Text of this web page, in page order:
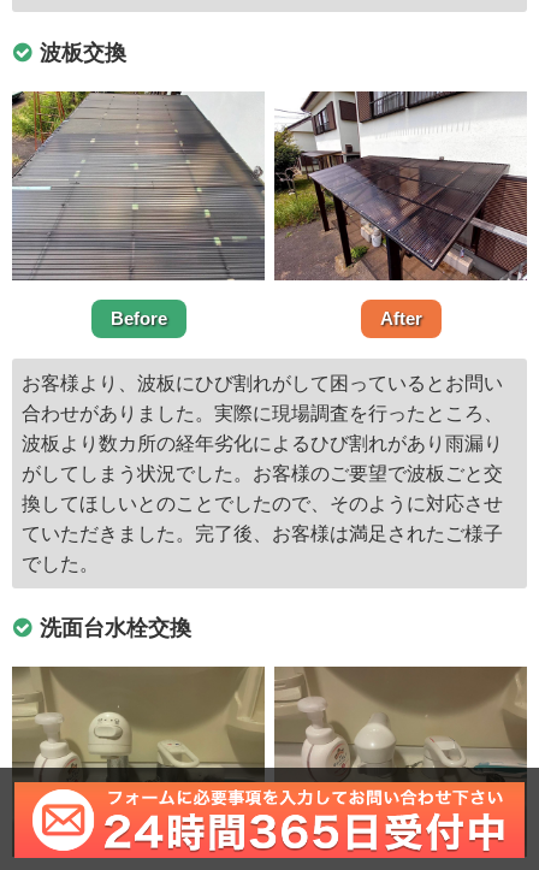
波板交換
Before After
お客様より、波板にひび割れがして困っているとお問い
合わせがありました。実際に現場調査を行ったところ、
波板より数カ所の経年劣化によるひび割れがあり雨漏り
がしてしまう状況でした。お客様のご要望で波板ごと交
換してほしいとのことでしたので、そのように対応させ
ていただきました。完了後、お客様は満足されたご様子
でした。
洗面台水栓交換